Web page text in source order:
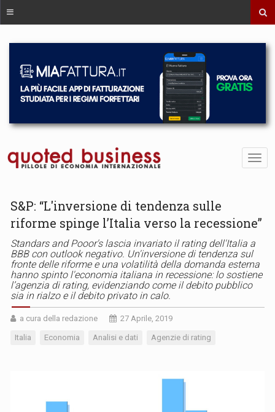
S&P: “L'inversione di tendenza sulle
riforme spinge l’Italia verso la recessione”
Standars and Pooor's lascia invariato il rating dell'Italia a
BBB con outlook negativo. Un'inversione di tendenza sul
fronte delle riforme e una volatilità della domanda esterna
hanno spinto l'economia italiana in recessione: lo sostiene
l’agenzia di rating, evidenziando come il debito pubblico
sia in rialzo e il debito privato in calo.
a cura della redazione 27 Aprile, 2019
Italia Economia Analisi e dati Agenzie di rating